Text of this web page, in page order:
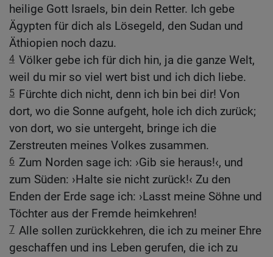
heilige Gott Israels, bin dein Retter. Ich gebe
Ägypten für dich als Lösegeld, den Sudan und
Äthiopien noch dazu.
4 Völker gebe ich für dich hin, ja die ganze Welt,
weil du mir so viel wert bist und ich dich liebe.
5 Fürchte dich nicht, denn ich bin bei dir! Von
dort, wo die Sonne aufgeht, hole ich dich zurück;
von dort, wo sie untergeht, bringe ich die
Zerstreuten meines Volkes zusammen.
6 Zum Norden sage ich: ›Gib sie heraus!‹, und
zum Süden: ›Halte sie nicht zurück!‹ Zu den
Enden der Erde sage ich: ›Lasst meine Söhne und
Töchter aus der Fremde heimkehren!
7 Alle sollen zurückkehren, die ich zu meiner Ehre
geschaffen und ins Leben gerufen, die ich zu